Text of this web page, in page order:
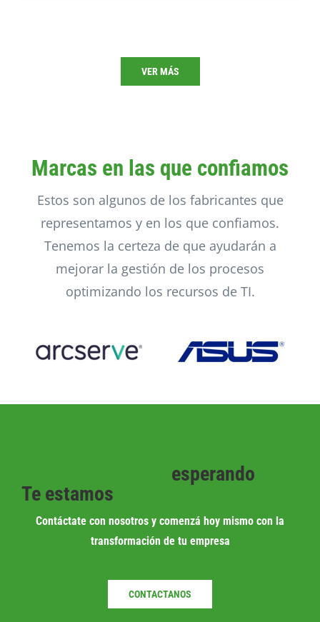
VER MÁS
Marcas en las que confiamos
Estos son algunos de los fabricantes que
representamos y en los que confiamos.
Tenemos la certeza de que ayudarán a
mejorar la gestión de los procesos
optimizando los recursos de TI.
Te estamos
esperando
Contáctate con nosotros y comenzá hoy mismo con la
transformación de tu empresa
CONTACTANOS